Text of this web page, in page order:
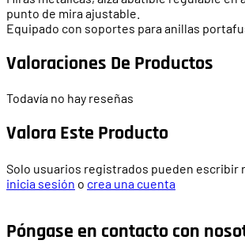
punto de mira ajustable.
Equipado con soportes para anillas
Valoraciones De Productos
Todavía no hay reseñas
Valora Este Producto
Solo usuarios registrados pueden escribir
inicia sesión o crea una cuenta
Póngase en contacto con